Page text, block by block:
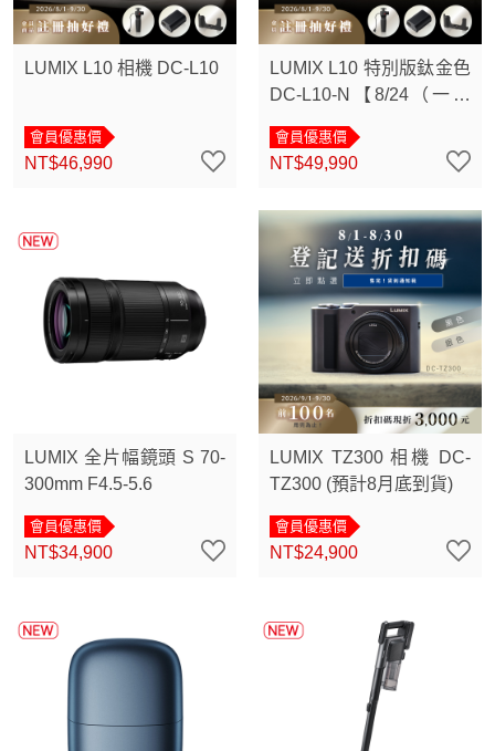
LUMIX L10 相機 DC-L10
會員優惠價
NT$46,990
LUMIX L10 特別版鈦金色
DC-L10-N【8/24（一）
會員優惠價
NT$49,990
LUMIX 全片幅鏡頭 S 70-
300mm F4.5-5.6
會員優惠價
NT$34,900
LUMIX TZ300 相機 DC-
TZ300 (預計8月底到貨)
會員優惠價
NT$24,900